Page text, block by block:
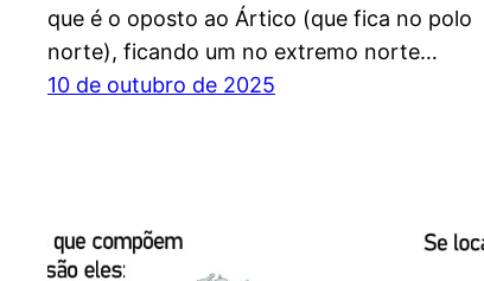
que é o oposto ao Ártico (que fica no polo
norte), ficando um no extremo norte…
10 de outubro de 2025